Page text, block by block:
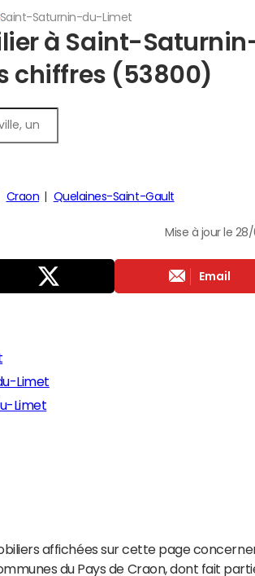
Saint-Saturnin-du-Limet
à Saint-
chiffres (53800)
Craon Quelaines-Saint-Gault
Mise à jour le
Email
Limet
Limet
affichées sur cette page
du Pays de Craon, dont fait